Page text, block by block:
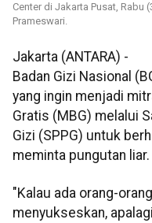
Center di Jakarta Pusat, Rabu
Prameswari.
Jakarta (ANTARA) -
Badan Gizi Nasional
yang ingin menjadi
Gratis (MBG) melalui
Gizi (SPPG) untuk
meminta pungutan liar.
"Kalau ada orang-
menyukseskan,